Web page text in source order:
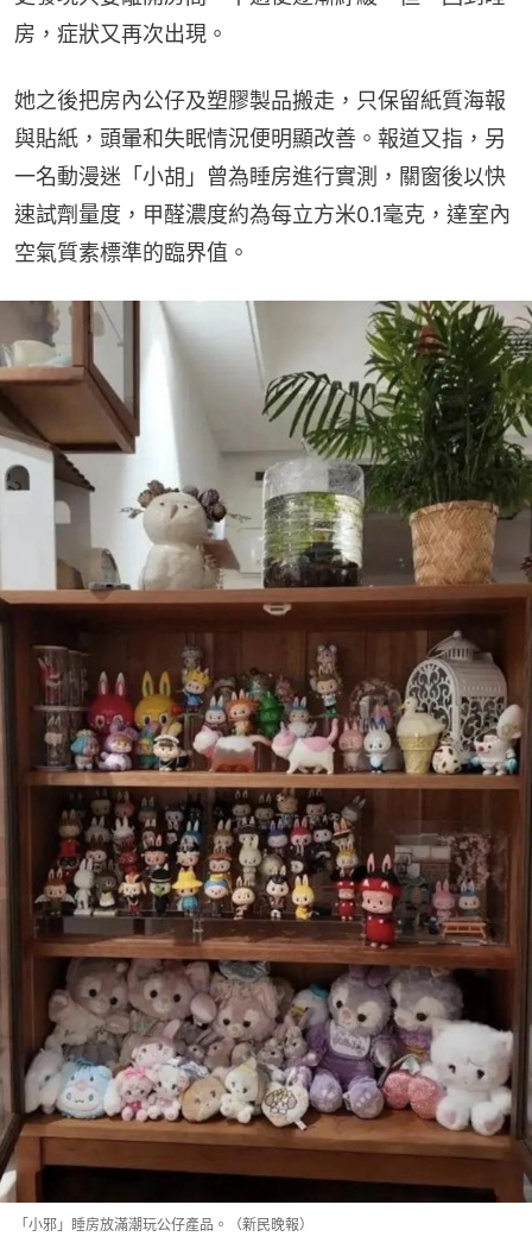
房，症狀又再次出現。
她之後把房內公仔及塑膠製品搬走，只保留紙質海報
與貼紙，頭暈和失眠情況便明顯改善。報道又指，另
一名動漫迷「小胡」曾為睡房進行實測，關窗後以快
速試劑量度，甲醛濃度約為每立方米0.1毫克，達室內
空氣質素標準的臨界值。
「小邪」睡房放滿潮玩公仔產品。（新民晚報）